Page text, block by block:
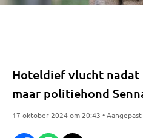
Hoteldief vlucht
maar politiehond
17 oktober 2024 om 20:43 •